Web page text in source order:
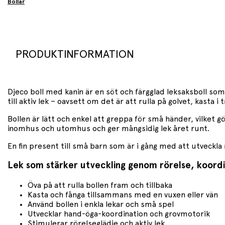
Bollar
PRODUKTINFORMATION
Djeco boll med kanin är en söt och färgglad leksaksboll
till aktiv lek – oavsett om det är att rulla på golvet, kasta i
Bollen är lätt och enkel att greppa för små händer, vilket
inomhus och utomhus och ger mångsidig lek året runt.
En fin present till små barn som är i gång med att
Lek som stärker utveckling genom rörelse,
Öva på att rulla bollen fram och tillbaka
Kasta och fånga tillsammans med en vuxen eller vän
Använd bollen i enkla lekar och små spel
Utvecklar hand-öga-koordination och grovmotorik